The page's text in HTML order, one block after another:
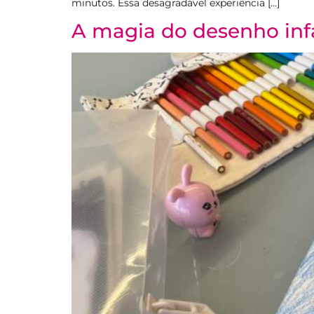
minutos. Essa desagradável experiência […]
A magia do desenho